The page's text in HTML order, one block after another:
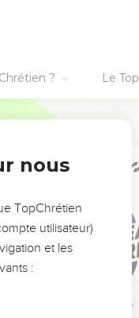
Chrétien ? Le Top
nous
TopChrétien
utilisateur)
et les
: